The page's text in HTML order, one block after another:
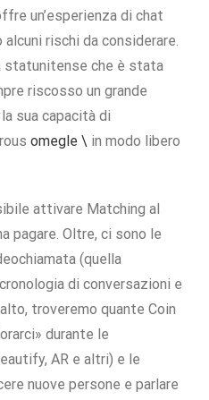
un’esperienza di chat
rischi da considerare.
statunitense che è stata
riscosso un grande
sua capacità di
omegle \ in modo libero
attivare Matching al
pagare. Oltre, ci sono le
(quella
di conversazioni e
troveremo quante Coin
durante le
AR e altri) e le
nuove persone e parlare